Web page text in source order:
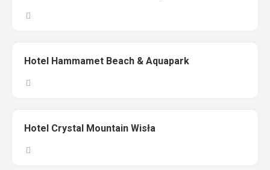
Hotel Hammamet Beach & Aquapark
Hotel Crystal Mountain Wisła